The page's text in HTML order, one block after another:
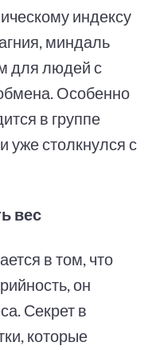
индексу
миндаль
для людей с
Особенно
в группе
уже столкнулся с
вес
в том, что
он
Секрет в
которые